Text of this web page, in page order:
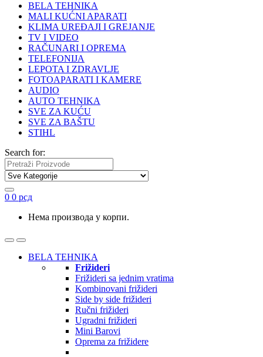
BELA TEHNIKA
MALI KUĆNI APARATI
KLIMA UREĐAJI I GREJANJE
TV I VIDEO
RAČUNARI I OPREMA
TELEFONIJA
LEPOTA I ZDRAVLJE
FOTOAPARATI I KAMERE
AUDIO
AUTO TEHNIKA
SVE ZA KUĆU
SVE ZA BAŠTU
STIHL
Search for:
0 0 рсд
Нема производа у корпи.
BELA TEHNIKA
Frižideri
Frižideri sa jednim vratima
Kombinovani frižideri
Side by side frižideri
Ručni frižideri
Ugradni frižideri
Mini Barovi
Oprema za frižidere